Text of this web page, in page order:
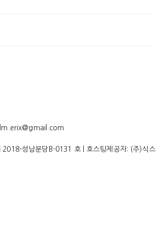
2018-성남분당B-0131 호| 호스팅제공자: (주)식